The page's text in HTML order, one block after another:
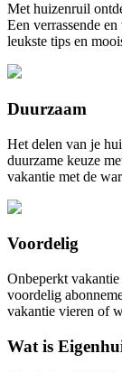
Met huizenruil
Een verrassende
leukste tips en
Duurzaam
Het delen van je
duurzame keuze
vakantie met de
Voordelig
Onbeperkt
voordelig
vakantie vieren of
Wat is